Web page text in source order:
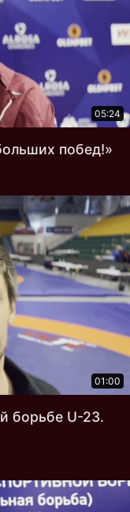
05:24
побед!»
01:00
борьбе U-23.